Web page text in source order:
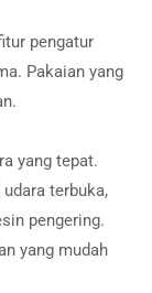
pengatur
Pakaian yang
yang tepat.
terbuka,
pengering.
yang mudah